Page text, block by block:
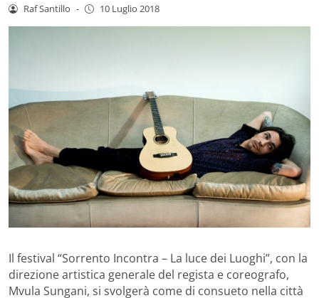
Raf Santillo - 10 Luglio 2018
Il festival “Sorrento Incontra – La luce dei Luoghi”, con la
direzione artistica generale del regista e coreografo,
Mvula Sungani, si svolgerà come di consueto nella città